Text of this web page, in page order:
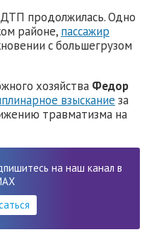
продолжилась. Одно
районе, пассажир
с большегрузом
хозяйства Федор
взыскание за
травматизма на
на наш канал в